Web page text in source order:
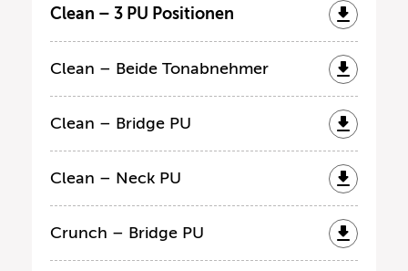
Clean – 3 PU Positionen
Clean – Beide Tonabnehmer
Clean – Bridge PU
Clean – Neck PU
Crunch – Bridge PU